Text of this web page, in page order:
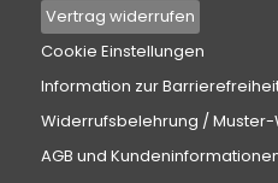
Vertrag widerrufen
Cookie Einstellungen
Information zur
Widerrufsbelehrung /
AGB und